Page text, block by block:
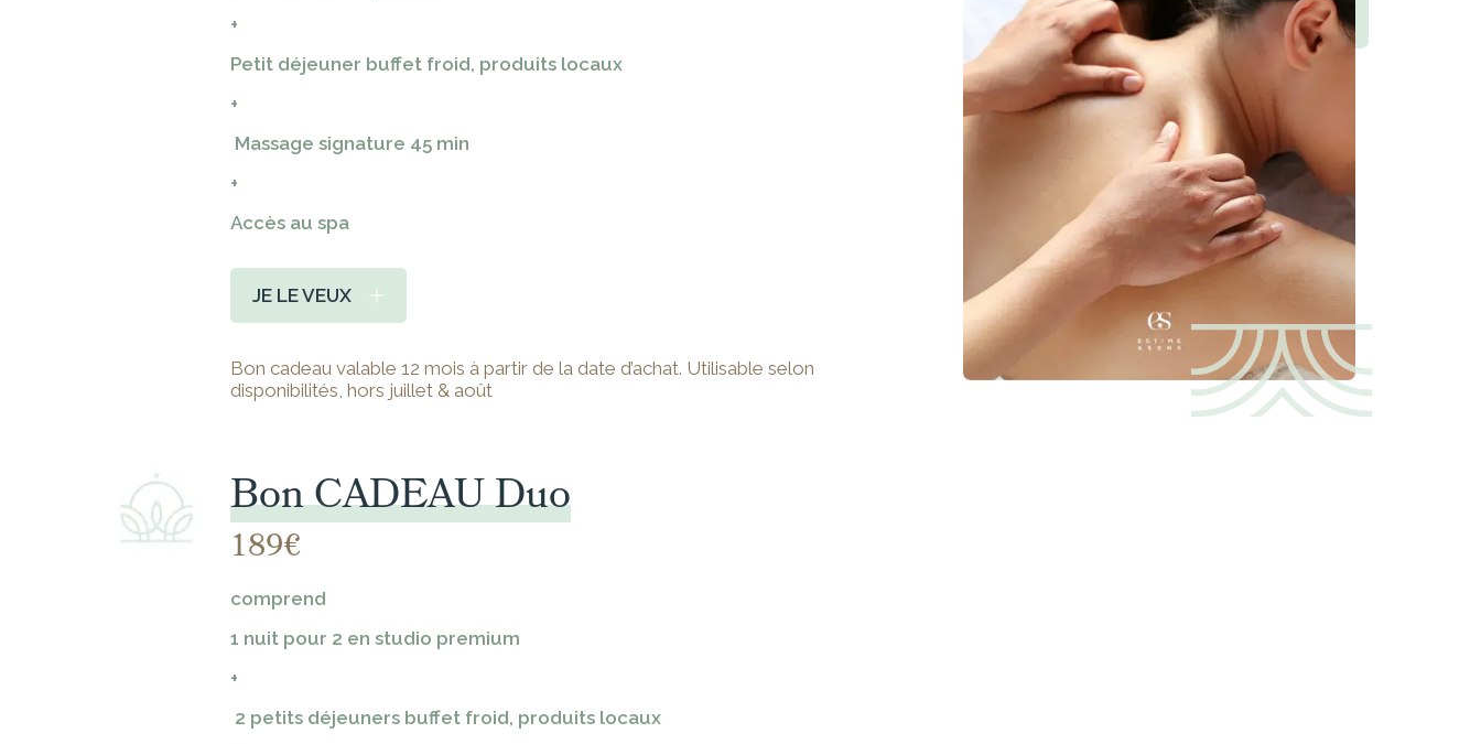
+
Petit déjeuner buffet froid, produits locaux
+
Massage signature 45 min
+
Accès au spa
JE LE VEUX
Bon cadeau valable 12 mois à partir de la date d’achat. Utilisable selon
disponibilités, hors juillet & août
Bon CADEAU Duo
189€
comprend
1 nuit pour 2 en studio premium
+
2 petits déjeuners buffet froid, produits locaux